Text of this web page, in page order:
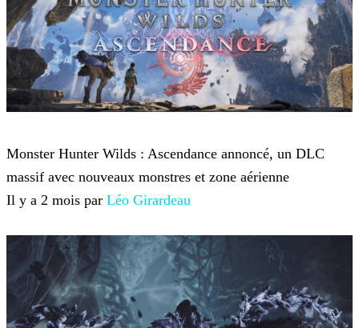
Monster Hunter Wilds : Ascendance annoncé, un DLC
massif avec nouveaux monstres et zone aérienne
Il y a 2 mois par Léo Girardeau